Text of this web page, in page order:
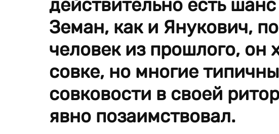
действительно есть
Земан, как и Янукович,
человек из прошлого, он
совке, но многие
совковости в своей
явно позаимствовал.